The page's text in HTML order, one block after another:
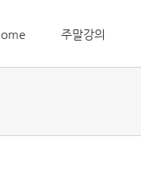
주말강의